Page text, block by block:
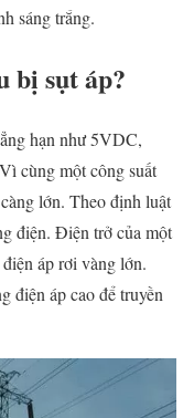
sáng trắng.
bị sụt áp?
hạn như 5VDC,
cùng một công suất
lớn. Theo định luật
điện. Điện trở của một
áp rơi vàng lớn.
điện áp cao để truyền